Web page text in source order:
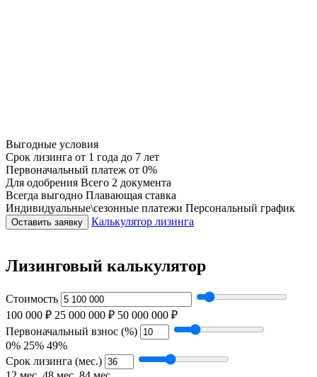
Выгодные условия
Срок лизинга от 1 года до 7 лет
Первоначальный платеж от 0%
Для одобрения Всего 2 документа
Всегда выгодно Плавающая ставка
Индивидуальные\сезонные платежи Персональный график
Оставить заявку Калькулятор лизинга
Лизинговый калькулятор
Стоимость
100 000 ₽ 25 000 000 ₽ 50 000 000 ₽
Первоначальный взнос (%)
0% 25% 49%
Срок лизинга (мес.)